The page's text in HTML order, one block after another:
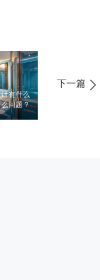
有什么
问题？
下一篇